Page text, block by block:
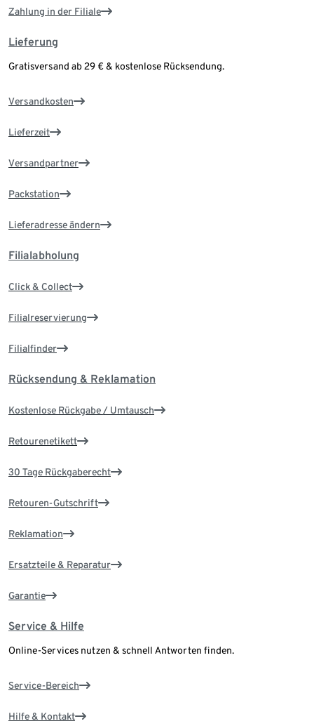
Zahlung in der Filiale
Lieferung
Gratisversand ab 29 € & kostenlose Rücksendung.
Versandkosten
Lieferzeit
Versandpartner
Packstation
Lieferadresse ändern
Filialabholung
Click & Collect
Filialreservierung
Filialfinder
Rücksendung & Reklamation
Kostenlose Rückgabe / Umtausch
Retourenetikett
30 Tage Rückgaberecht
Retouren-Gutschrift
Reklamation
Ersatzteile & Reparatur
Garantie
Service & Hilfe
Online-Services nutzen & schnell Antworten finden.
Service-Bereich
Hilfe & Kontakt